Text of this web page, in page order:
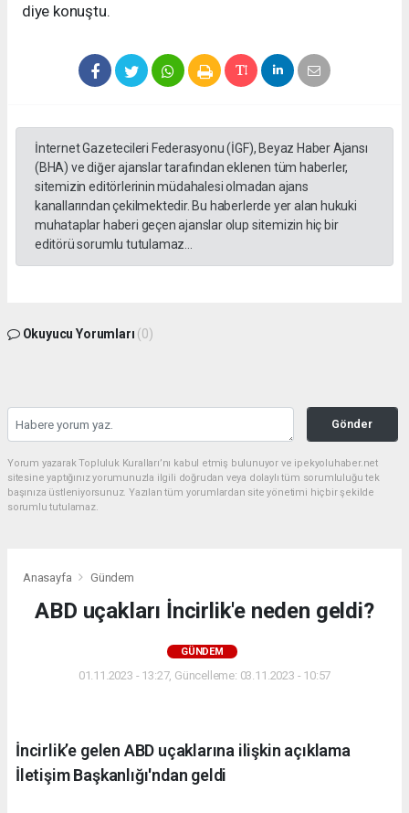
diye konuştu.
İnternet Gazetecileri Federasyonu (İGF), Beyaz Haber Ajansı
(BHA) ve diğer ajanslar tarafından eklenen tüm haberler,
sitemizin editörlerinin müdahalesi olmadan ajans
kanallarından çekilmektedir. Bu haberlerde yer alan hukuki
muhataplar haberi geçen ajanslar olup sitemizin hiç bir
editörü sorumlu tutulamaz...
Okuyucu Yorumları (0)
Gönder
Yorum yazarak Topluluk Kuralları’nı kabul etmiş bulunuyor ve ipekyoluhaber.net
sitesine yaptığınız yorumunuzla ilgili doğrudan veya dolaylı tüm sorumluluğu tek
başınıza üstleniyorsunuz. Yazılan tüm yorumlardan site yönetimi hiçbir şekilde
sorumlu tutulamaz.
Anasayfa Gündem
ABD uçakları İncirlik'e neden geldi?
GÜNDEM
01.11.2023 - 13:27, Güncelleme: 03.11.2023 - 10:57
İncirlik’e gelen ABD uçaklarına ilişkin açıklama
İletişim Başkanlığı'ndan geldi